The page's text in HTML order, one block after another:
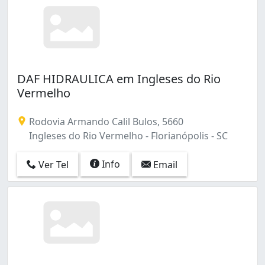
DAF HIDRAULICA em Ingleses do Rio
Vermelho
Rodovia Armando Calil Bulos, 5660
Ingleses do Rio Vermelho - Florianópolis - SC
Ver Tel Info Email